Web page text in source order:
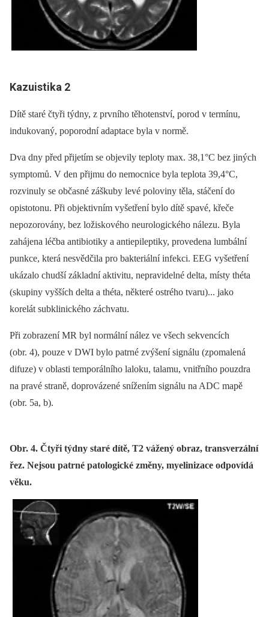
Kazuistika 2
Dítě staré čtyři týdny, z prvního těhotenství, porod v termínu,
indukovaný, poporodní adaptace byla v normě.
Dva dny před přijetím se objevily teploty max. 38,1°C bez jiných
symptomů. V den přijmu do nemocnice byla teplota 39,4°C,
rozvinuly se občasné záškuby levé poloviny těla, stáčení do
opistotonu. Při objektivním vyšetření bylo dítě spavé, křeče
nepozorovány, bez ložiskového neurologického nálezu. Byla
zahájena léčba antibiotiky a antiepileptiky, provedena lumbální
punkce, která nesvědčila pro bakteriální infekci. EEG vyšetření
ukázalo chudší základní aktivitu, nepravidelné delta, místy théta
(skupiny vyšších delta a théta, ně­kte­ré ostrého tvaru)... jako
korelát subklinického záchvatu.
Při zobrazení MR byl normální nález ve všech sekvencích
(obr. 4), pouze v DWI bylo patrné zvýšení signálu (zpomalená
difuze) v oblasti temporálního laloku, talamu, vnitřního pouzdra
na pravé straně, doprovázené snížením signálu na ADC mapě
(obr. 5a, b).
Obr. 4. Čtyři týdny staré dítě, T2 vážený obraz, transverzální
řez. Nejsou patrné patologické změny, myelinizace odpovídá
věku.